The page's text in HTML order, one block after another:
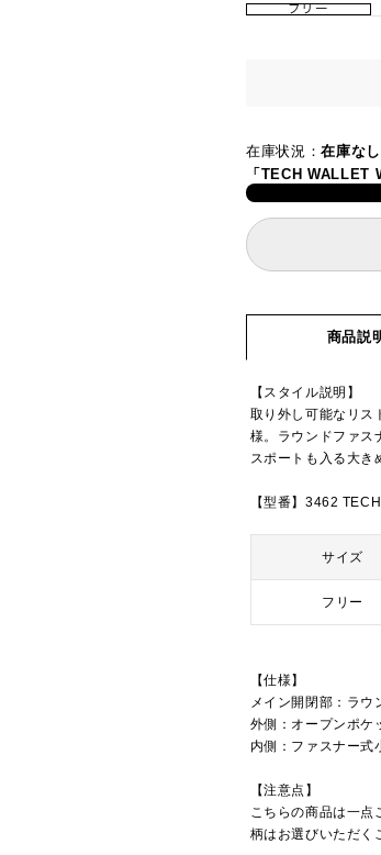
フリー
在庫状況：在庫なし
「TECH WALLET
商品説
【スタイル説明】
取り外し可能なリス
様。ラウンドファス
スポートも入る大き
【型番】3462
サイズ
フリー
【仕様】
メイン開閉部：ラウ
外側：オープンポケ
内側：ファスナー式
【注意点】
こちらの商品は一点
柄はお選びいただく